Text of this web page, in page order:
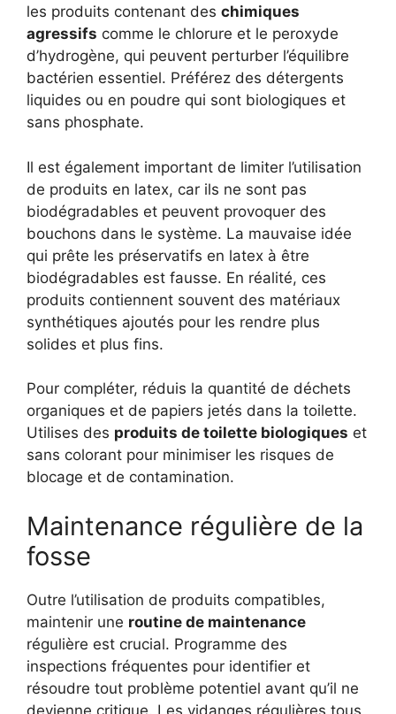
les produits contenant des chimiques
agressifs comme le chlorure et le peroxyde
d’hydrogène, qui peuvent perturber l’équilibre
bactérien essentiel. Préférez des détergents
liquides ou en poudre qui sont biologiques et
sans phosphate.
Il est également important de limiter l’utilisation
de produits en latex, car ils ne sont pas
biodégradables et peuvent provoquer des
bouchons dans le système. La mauvaise idée
qui prête les préservatifs en latex à être
biodégradables est fausse. En réalité, ces
produits contiennent souvent des matériaux
synthétiques ajoutés pour les rendre plus
solides et plus fins.
Pour compléter, réduis la quantité de déchets
organiques et de papiers jetés dans la toilette.
Utilises des produits de toilette biologiques et
sans colorant pour minimiser les risques de
blocage et de contamination.
Maintenance régulière de la
fosse
Outre l’utilisation de produits compatibles,
maintenir une routine de maintenance
régulière est crucial. Programme des
inspections fréquentes pour identifier et
résoudre tout problème potentiel avant qu’il ne
devienne critique. Les vidanges régulières tous